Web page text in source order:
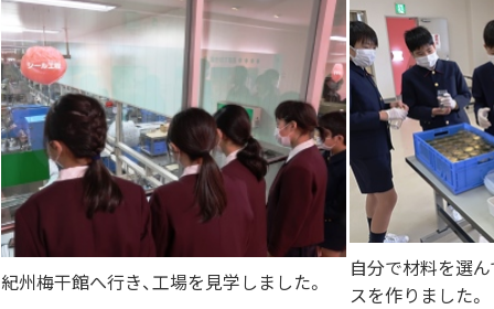
紀州梅干館へ行き、工場を見学しました。
自分で材料を選
スを作りました。